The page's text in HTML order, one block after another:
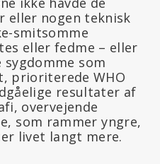
eller nogen teknisk
smitsomme
eller fedme – eller
som
prioriterede WHO
resultater af
overvejende
som rammer yngre,
livet langt mere.